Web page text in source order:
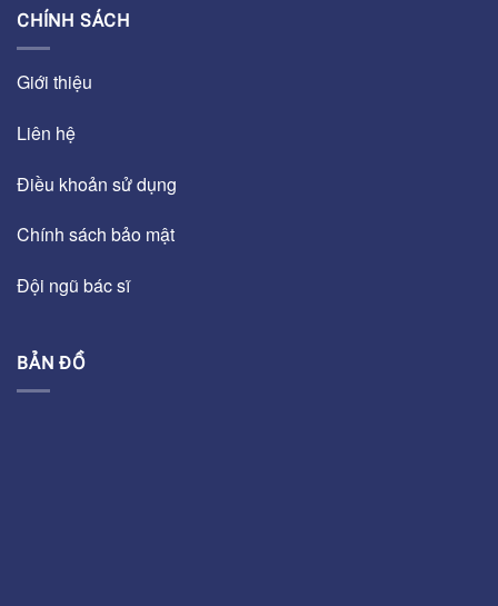
CHÍNH SÁCH
Giới thiệu
Liên hệ
Điều khoản sử dụng
Chính sách bảo mật
Đội ngũ bác sĩ
BẢN ĐỒ